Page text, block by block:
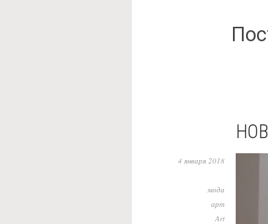
4 января 2018
мода
арт
Art